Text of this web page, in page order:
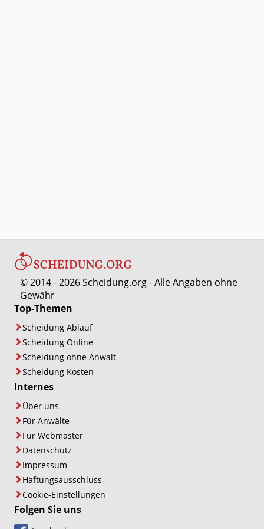
© 2014 - 2026 Scheidung.org - Alle Angaben ohne
Gewähr
Top-Themen
Scheidung Ablauf
Scheidung Online
Scheidung ohne Anwalt
Scheidung Kosten
Internes
Über uns
Für Anwälte
Für Webmaster
Datenschutz
Impressum
Haftungsausschluss
Cookie-Einstellungen
Folgen Sie uns